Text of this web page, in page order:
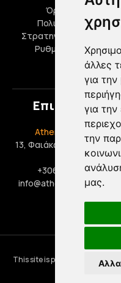
άλλες
για την
για
την
μας.
Όροι Χρήσης
Πολιτική Cookies
Στρατηγικοί Συνεργάτες
Ρυθμίσεις cookies
Επικοινωνία
Athens Taxi Driver
13, Φαιάκων, 17563,
Φάληρο
+306909444888
info@athens-taxi-driver.gr
©2026
This site is protected by